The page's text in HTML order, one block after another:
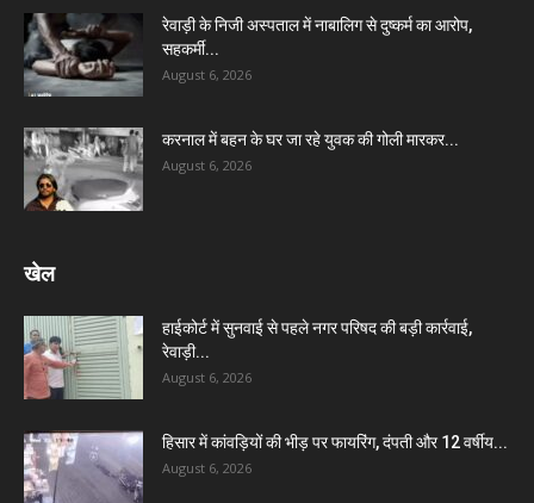
रेवाड़ी के निजी अस्पताल में नाबालिग से दुष्कर्म का आरोप,
सहकर्मी...
August 6, 2026
करनाल में बहन के घर जा रहे युवक की गोली मारकर...
August 6, 2026
खेल
हाईकोर्ट में सुनवाई से पहले नगर परिषद की बड़ी कार्रवाई,
रेवाड़ी...
August 6, 2026
हिसार में कांवड़ियों की भीड़ पर फायरिंग, दंपती और 12 वर्षीय...
August 6, 2026